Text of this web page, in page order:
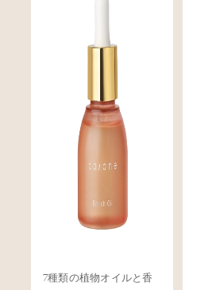
7種類の植物オイルと香